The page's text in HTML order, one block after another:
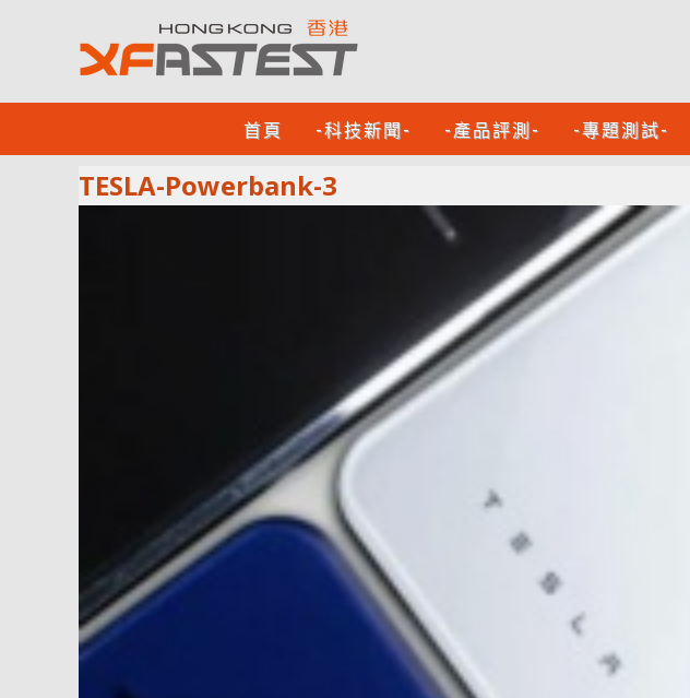
首頁 -科技新聞- -產品評測- -專題測試-
TESLA-Powerbank-3